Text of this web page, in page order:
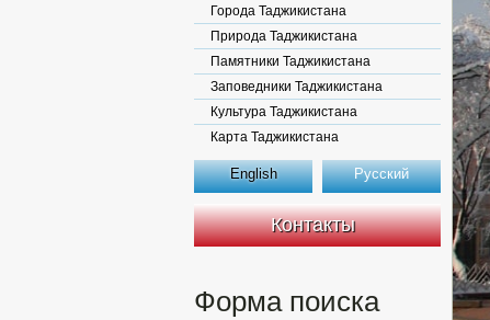
Города Таджикистана
Природа Таджикистана
Памятники Таджикистана
Заповедники Таджикистана
Культура Таджикистана
Карта Таджикистана
English Русский
Контакты
Форма поиска